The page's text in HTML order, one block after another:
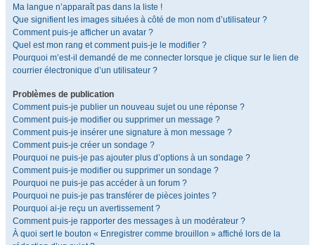
Ma langue n’apparaît pas dans la liste !
Que signifient les images situées à côté de mon nom d’utilisateur ?
Comment puis-je afficher un avatar ?
Quel est mon rang et comment puis-je le modifier ?
Pourquoi m’est-il demandé de me connecter lorsque je clique sur le lien de
courrier électronique d’un utilisateur ?
Problèmes de publication
Comment puis-je publier un nouveau sujet ou une réponse ?
Comment puis-je modifier ou supprimer un message ?
Comment puis-je insérer une signature à mon message ?
Comment puis-je créer un sondage ?
Pourquoi ne puis-je pas ajouter plus d’options à un sondage ?
Comment puis-je modifier ou supprimer un sondage ?
Pourquoi ne puis-je pas accéder à un forum ?
Pourquoi ne puis-je pas transférer de pièces jointes ?
Pourquoi ai-je reçu un avertissement ?
Comment puis-je rapporter des messages à un modérateur ?
À quoi sert le bouton « Enregistrer comme brouillon » affiché lors de la